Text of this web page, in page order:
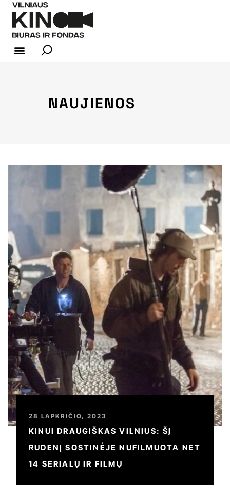
NAUJIENOS
28 LAPKRIČIO, 2023
KINUI DRAUGIŠKAS VILNIUS: ŠĮ
RUDENĮ SOSTINĖJE NUFILMUOTA NET
14 SERIALŲ IR FILMŲ